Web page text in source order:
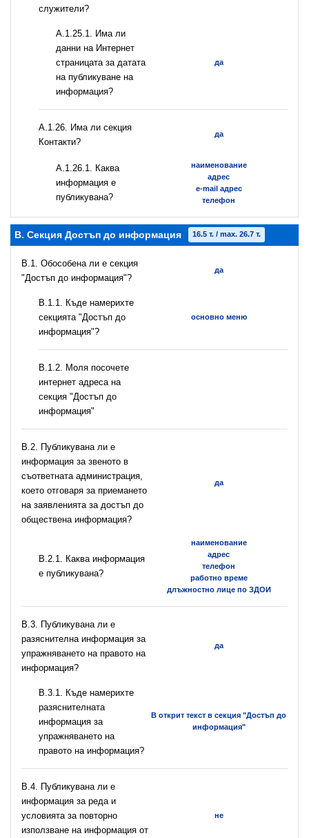
служители?
A.1.25.1. Има ли
данни на Интернет
страницата за датата
на публикуване на
информация?
да
А.1.26. Има ли секция
Контакти?
да
А.1.26.1. Каква
информация е
публикувана?
наименование
адрес
e-mail адрес
телефон
B. Секция Достъп до информация 16.5 т. / max. 26.7 т.
В.1. Обособена ли е секция
"Достъп до информация"?
да
В.1.1. Къде намерихте
секцията "Достъп до
информация"?
основно меню
B.1.2. Моля посочете
интернет адреса на
секция "Достъп до
информация"
В.2. Публикувана ли е
информация за звеното в
съответната администрация,
което отговаря за приемането
на заявленията за достъп до
обществена информация?
да
B.2.1. Каква информация
е публикувана?
наименование
адрес
телефон
работно време
длъжностно лице по ЗДОИ
В.3. Публикувана ли е
разяснителна информация за
упражняването на правото на
информация?
да
В.3.1. Къде намерихте
разяснителната
информация за
упражняването на
правото на информация?
В открит текст в секция "Достъп до
информация"
В.4. Публикувана ли е
информация за реда и
условията за повторно
използване на информация от
не